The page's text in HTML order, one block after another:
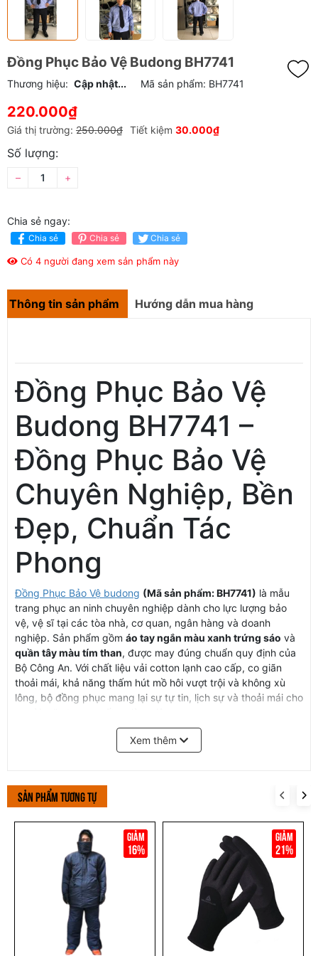
Đồng Phục Bảo Vệ Budong BH7741
Thương hiệu: Cập nhật... Mã sản phẩm: BH7741
220.000₫
Giá thị trường: 250.000₫ Tiết kiệm 30.000₫
Số lượng:
– +
Chia sẻ ngay:
Chia sẻ Chia sẻ Chia sẻ
Có 4 người đang xem sản phẩm này
Thông tin sản phẩm Hướng dẫn mua hàng
Đồng Phục Bảo Vệ
Budong BH7741 –
Đồng Phục Bảo Vệ
Chuyên Nghiệp, Bền
Đẹp, Chuẩn Tác
Phong
Đồng Phục Bảo Vệ budong (Mã sản phẩm: BH7741) là mẫu
trang phục an ninh chuyên nghiệp dành cho lực lượng bảo
vệ, vệ sĩ tại các tòa nhà, cơ quan, ngân hàng và doanh
nghiệp. Sản phẩm gồm áo tay ngắn màu xanh trứng sáo và
quần tây màu tím than, được may đúng chuẩn quy định của
Bộ Công An. Với chất liệu vải cotton lạnh cao cấp, co giãn
thoải mái, khả năng thấm hút mồ hôi vượt trội và không xù
lông, bộ đồng phục mang lại sự tự tin, lịch sự và thoải mái cho
Thông số kỹ thuật
Mã sản phẩm:BH7741
Thương hiệu / Phân phối: CÔNG TY BẢO HỘ VIỆT
Áo màu xanh trứng sáo, quần màu tím than
Vải cotton lạnh cao cấp (mềm mịn, thoáng mát, co
Quy cách may:Áo tay ngắn, quần tây kiểu dáng chuẩn Bộ
Xem thêm
Sản phẩm tương tự
16% 21%